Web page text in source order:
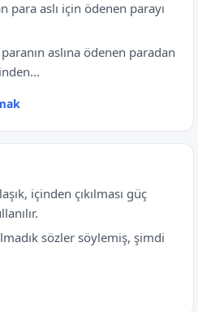
para aslı için ödenen parayı
aslına ödenen paradan
içinden çıkılması güç
sözler söylemiş, şimdi